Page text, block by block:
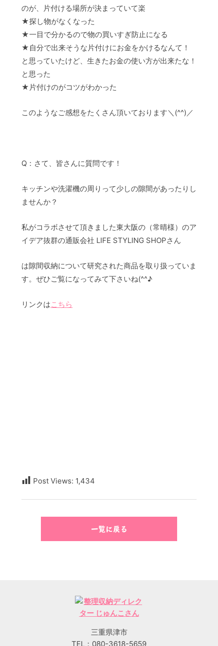
のが、片付ける場所が決まっていて楽
★探し物がなくなった
★一目で分かるので物の買いすぎ防止になる
★自分で出来そうな片付けにお金をかけるなんて！
と思っていたけど、生きたお金の使い方が出来たな！
と思った
★片付けのがコツがわかった
このようなご感想をたくさん頂いております＼(^^)／
Q：さて、皆さんに質問です！
キッチンや洗濯機の周りって少しの隙間があったりし
ませんか？
私がコラボさせて頂きました東大阪の（常晴様）のア
イデア抜群の通販会社 LIFE STYLING SHOPさん
は隙間収納について研究された商品を取り扱っていま
す。ぜひご覧になってみて下さいね(^^♪
リンクはこちら
Post Views: 1,434
一覧に戻る
三重県津市
TEL：080-3618-5659